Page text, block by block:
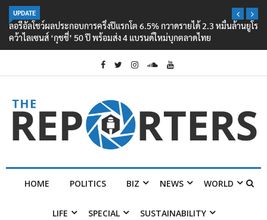
UPDATE
ลอรีอัลโชว์ผลประกอบการครึ่งปีแรกโต 6.5% กวาดรายได้ 2.3 หมื่นล้านยูโร
คว้าไลเซนส์ ‘กุชชี่’ 50 ปี พร้อมส่ง 4 แบรนด์ใหม่บุกตลาดไทย
HOME POLITICS BIZ NEWS WORLD
LIFE SPECIAL SUSTAINABILITY